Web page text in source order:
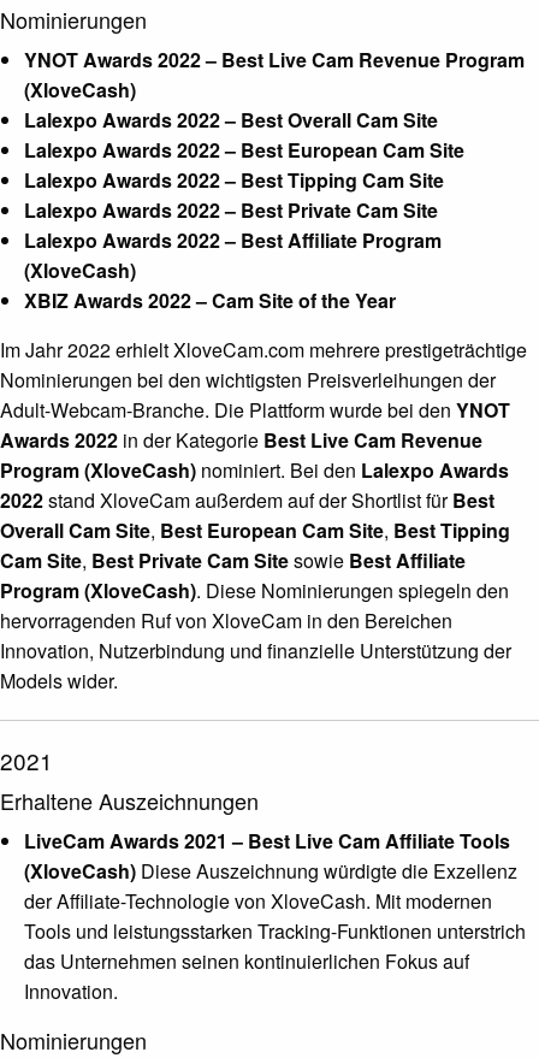
Nominierungen
YNOT Awards 2022 – Best Live Cam Revenue Program
(XloveCash)
Lalexpo Awards 2022 – Best Overall Cam Site
Lalexpo Awards 2022 – Best European Cam Site
Lalexpo Awards 2022 – Best Tipping Cam Site
Lalexpo Awards 2022 – Best Private Cam Site
Lalexpo Awards 2022 – Best Affiliate Program
(XloveCash)
XBIZ Awards 2022 – Cam Site of the Year
Im Jahr 2022 erhielt XloveCam.com mehrere prestigeträchtige
Nominierungen bei den wichtigsten Preisverleihungen der
Adult-Webcam-Branche. Die Plattform wurde bei den YNOT
Awards 2022 in der Kategorie Best Live Cam Revenue
Program (XloveCash) nominiert. Bei den Lalexpo Awards
2022stand XloveCam außerdem auf der Shortlist fürBest
Overall Cam Site, Best European Cam Site, Best Tipping
Cam Site, Best Private Cam Sitesowie Best Affiliate
Program (XloveCash). Diese Nominierungen spiegeln den
hervorragenden Ruf von XloveCam in den Bereichen
Innovation, Nutzerbindung und finanzielle Unterstützung der
Models wider.
2021
Erhaltene Auszeichnungen
LiveCam Awards 2021 – Best Live Cam Affiliate Tools
(XloveCash) Diese Auszeichnung würdigte die Exzellenz
der Affiliate-Technologie von XloveCash. Mit modernen
Tools und leistungsstarken Tracking-Funktionen unterstrich
das Unternehmen seinen kontinuierlichen Fokus auf
Innovation.
Nominierungen